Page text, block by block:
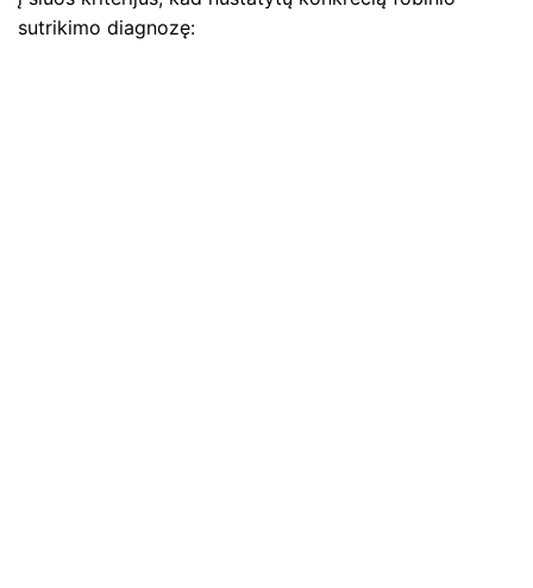
sutrikimo diagnozę: